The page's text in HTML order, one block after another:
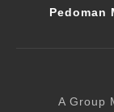
Pedoman
A Group